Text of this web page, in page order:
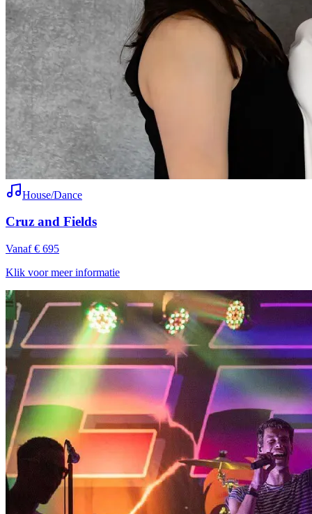
House/Dance
Cruz and Fields
Vanaf € 695
Klik voor meer informatie